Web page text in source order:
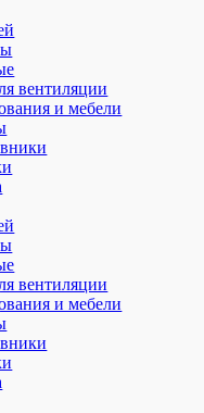
вентиляции
и мебели
вентиляции
и мебели